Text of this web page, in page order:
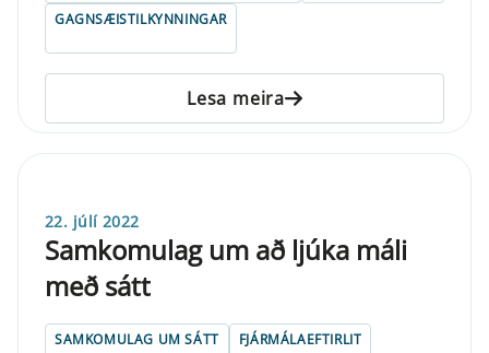
GAGNSÆISTILKYNNINGAR
Lesa meira
22. júlí 2022
Samkomulag um að ljúka máli
með sátt
SAMKOMULAG UM SÁTT FJÁRMÁLAEFTIRLIT